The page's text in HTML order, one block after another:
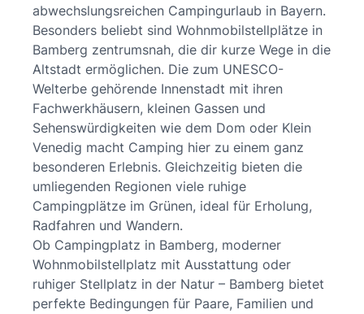
abwechslungsreichen Campingurlaub in Bayern.
Besonders beliebt sind Wohnmobilstellplätze in
Bamberg zentrumsnah, die dir kurze Wege in die
Altstadt ermöglichen. Die zum UNESCO-
Welterbe gehörende Innenstadt mit ihren
Fachwerkhäusern, kleinen Gassen und
Sehenswürdigkeiten wie dem Dom oder Klein
Venedig macht Camping hier zu einem ganz
besonderen Erlebnis. Gleichzeitig bieten die
umliegenden Regionen viele ruhige
Campingplätze im Grünen, ideal für Erholung,
Radfahren und Wandern.
Ob Campingplatz in Bamberg, moderner
Wohnmobilstellplatz mit Ausstattung oder
ruhiger Stellplatz in der Natur – Bamberg bietet
perfekte Bedingungen für Paare, Familien und